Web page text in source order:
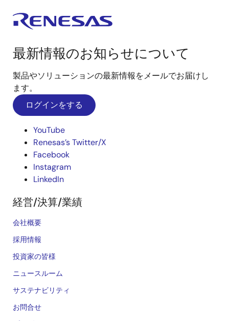
最新情報のお知らせについて
製品やソリューションの最新情報をメールでお届けし
ます。
ログインをする
YouTube
Renesas’s Twitter/X
Facebook
Instagram
LinkedIn
経営/決算/業績
会社概要
採用情報
投資家の皆様
ニュースルーム
サステナビリティ
お問合せ